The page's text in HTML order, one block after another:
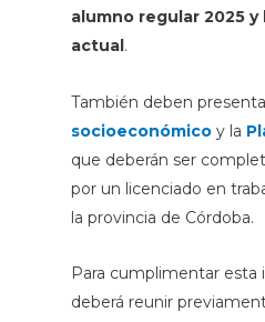
alumno regular 2025
actual.
También deben
socioeconómicoy la
que deberán ser
por un licenciado en
la provincia de Córdoba.
Para cumplimentar esta
deberá reunir